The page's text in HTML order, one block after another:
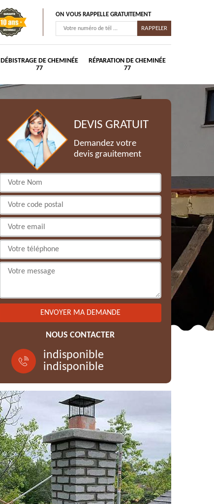
ON VOUS RAPPELLE GRATUITEMENT
DÉBISTRAGE DE CHEMINÉE
77
RÉPARATION DE CHEMINÉE
77
DEVIS GRATUIT
Demandez votre
devis grauitement
NOUS CONTACTER
indisponible
indisponible